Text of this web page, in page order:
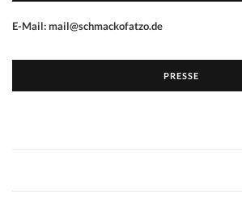
E-Mail: mail@schmackofatzo.de
PRESSE